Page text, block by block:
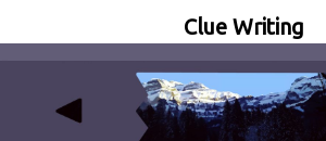
Clue Writing